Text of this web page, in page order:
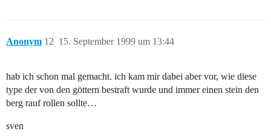
Anonym 15. September 1999 um 13:44
12
hab ich schon mal gemacht. ich kam mir dabei aber vor, wie diese
type der von den göttern bestraft wurde und immer einen stein den
berg rauf rollen sollte…
sven